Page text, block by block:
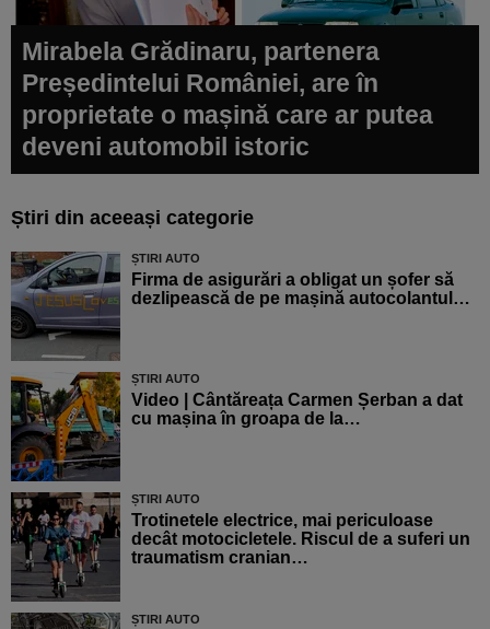
Mirabela Grădinaru, partenera
Președintelui României, are în
proprietate o mașină care ar putea
deveni automobil istoric
Știri din aceeași categorie
ȘTIRI AUTO
Firma de asigurări a obligat un șofer să
dezlipească de pe mașină autocolantul…
ȘTIRI AUTO
Video | Cântăreața Carmen Șerban a dat
cu mașina în groapa de la…
ȘTIRI AUTO
Trotinetele electrice, mai periculoase
decât motocicletele. Riscul de a suferi un
traumatism cranian…
ȘTIRI AUTO